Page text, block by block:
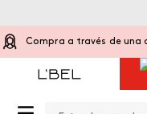
Compra a través de una